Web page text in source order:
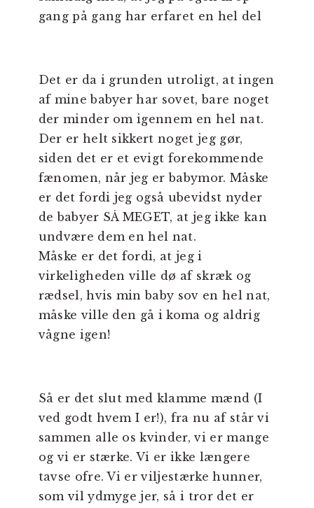
gang på gang har erfaret en hel del
Det er da i grunden utroligt, at ingen
af mine babyer har sovet, bare noget
der minder om igennem en hel nat.
Der er helt sikkert noget jeg gør,
siden det er et evigt forekommende
fænomen, når jeg er babymor. Måske
er det fordi jeg også ubevidst nyder
de babyer SÅ MEGET, at jeg ikke kan
undvære dem en hel nat.
Måske er det fordi, at jeg i
virkeligheden ville dø af skræk og
rædsel, hvis min baby sov en hel nat,
måske ville den gå i koma og aldrig
vågne igen!
Så er det slut med klamme mænd (I
ved godt hvem I er!), fra nu af står vi
sammen alle os kvinder, vi er mange
og vi er stærke. Vi er ikke længere
tavse ofre. Vi er viljestærke hunner,
som vil ydmyge jer, så i tror det er